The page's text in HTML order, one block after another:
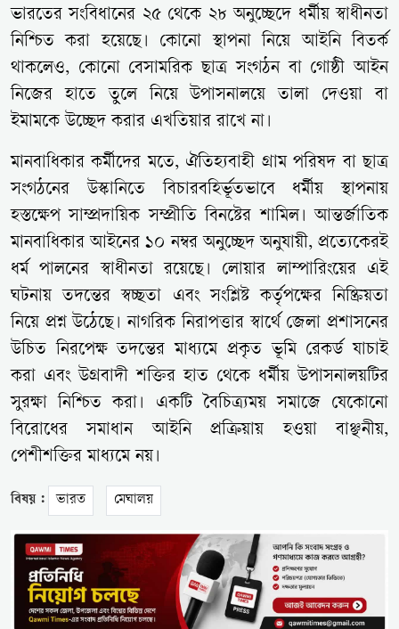
ভারতের সংবিধানের ২৫ থেকে ২৮ অনুচ্ছেদে ধর্মীয় স্বাধীনতা
নিশ্চিত করা হয়েছে। কোনো স্থাপনা নিয়ে আইনি বিতর্ক
থাকলেও, কোনো বেসামরিক ছাত্র সংগঠন বা গোষ্ঠী আইন
নিজের হাতে তুলে নিয়ে উপাসনালয়ে তালা দেওয়া বা
ইমামকে উচ্ছেদ করার এখতিয়ার রাখে না।
মানবাধিকার কর্মীদের মতে, ঐতিহ্যবাহী গ্রাম পরিষদ বা ছাত্র
সংগঠনের উস্কানিতে বিচারবহির্ভূতভাবে ধর্মীয় স্থাপনায়
হস্তক্ষেপ সাম্প্রদায়িক সম্প্রীতি বিনষ্টের শামিল। আন্তর্জাতিক
মানবাধিকার আইনের ১০ নম্বর অনুচ্ছেদ অনুযায়ী, প্রত্যেকেরই
ধর্ম পালনের স্বাধীনতা রয়েছে। লোয়ার লাম্পারিংয়ের এই
ঘটনায় তদন্তের স্বচ্ছতা এবং সংশ্লিষ্ট কর্তৃপক্ষের নিষ্ক্রিয়তা
নিয়ে প্রশ্ন উঠেছে। নাগরিক নিরাপত্তার স্বার্থে জেলা প্রশাসনের
উচিত নিরপেক্ষ তদন্তের মাধ্যমে প্রকৃত ভূমি রেকর্ড যাচাই
করা এবং উগ্রবাদী শক্তির হাত থেকে ধর্মীয় উপাসনালয়টির
সুরক্ষা নিশ্চিত করা। একটি বৈচিত্র্যময় সমাজে যেকোনো
বিরোধের সমাধান আইনি প্রক্রিয়ায় হওয়া বাঞ্ছনীয়,
পেশীশক্তির মাধ্যমে নয়।
বিষয় : ভারত মেঘালয়